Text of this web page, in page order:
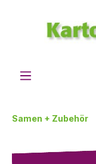
Samen + Zubehör